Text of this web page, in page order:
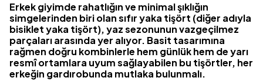
Erkek giyimde rahatlığın ve minimal şıklığın
simgelerinden biri olan sıfır yaka tişört (diğer adıyla
bisiklet yaka tişört), yaz sezonunun vazgeçilmez
parçaları arasında yer alıyor. Basit tasarımına
rağmen doğru kombinlerle hem günlük hem de yarı
resmî ortamlara uyum sağlayabilen bu tişörtler, her
erkeğin gardırobunda mutlaka bulunmalı.